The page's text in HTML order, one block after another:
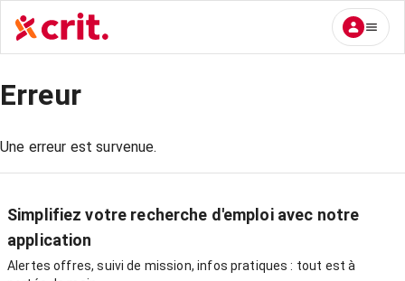
Erreur
Une erreur est survenue.
Simplifiez votre recherche d'emploi avec notre
application
Alertes offres, suivi de mission, infos pratiques : tout est à